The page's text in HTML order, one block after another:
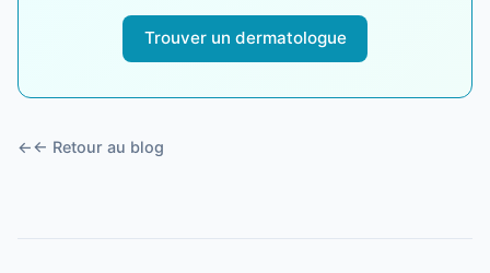
Trouver un dermatologue
← Retour au blog